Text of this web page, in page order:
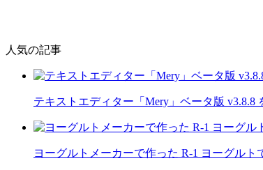
人気の記事
テキストエディター「Mery」ベータ版 v3.8.8
ヨーグルトメーカーで作った R-1 ヨーグルト